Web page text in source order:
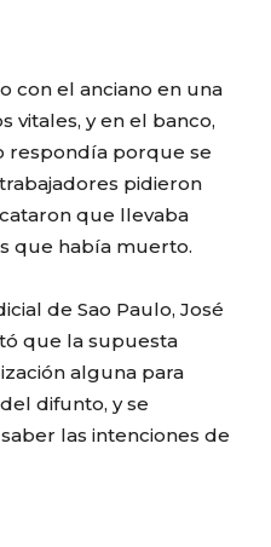
con el anciano en una
vitales, y en el banco,
respondía porque se
pidieron
que llevaba
que había muerto.
de Sao Paulo, José
que la supuesta
alguna para
difunto, y se
las intenciones de